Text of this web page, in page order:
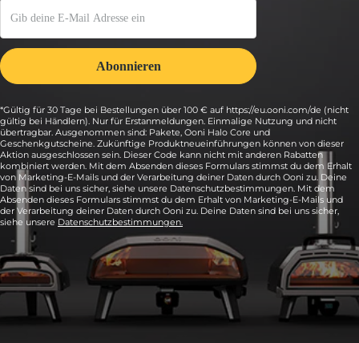
*Gültig für 30 Tage bei Bestellungen über 100 € auf https://eu.ooni.com/de (nicht
gültig bei Händlern). Nur für Erstanmeldungen. Einmalige Nutzung und nicht
übertragbar. Ausgenommen sind: Pakete, Ooni Halo Core und
Geschenkgutscheine. Zukünftige Produktneueinführungen können von dieser
Aktion ausgeschlossen sein. Dieser Code kann nicht mit anderen Rabatten
kombiniert werden. Mit dem Absenden dieses Formulars stimmst du dem Erhalt
von Marketing-E-Mails und der Verarbeitung deiner Daten durch Ooni zu. Deine
Daten sind bei uns sicher, siehe unsere Datenschutzbestimmungen. Mit dem
Absenden dieses Formulars stimmst du dem Erhalt von Marketing-E-Mails und
der Verarbeitung deiner Daten durch Ooni zu. Deine Daten sind bei uns sicher,
siehe unsere Datenschutzbestimmungen.